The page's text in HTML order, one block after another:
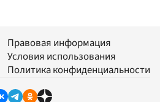
Правовая информация
Условия использования
Политика конфиденциальности